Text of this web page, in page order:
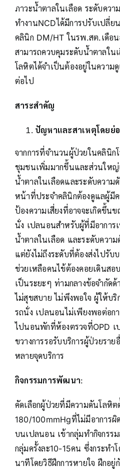
ภาวะน้ำตาลในเลือด ระดับคว
ทำงานNCDได้มีการปรับเปลี่ย
คลินิก DM/HT ในรพ.สต.เดือน
สามารถควบคุมระดับน้ำตาลใน
โลหิตได้จำเป็นต้องอยู่ในควา
ต่อไป
สาระสำคัญ
ปัญหาและสาเหตุโดยย่
จากการที่จำนวนผู้ป่วยในคลินิก
ชุมชนเพิ่มมากขึ้นและส่วนใหญ่
น้ำตาลในเลือดและระดับความ
หน้าที่ประจำคลินิกต้องดูแลผู้มีค
ป้องความเสี่ยงที่อาจจะเกิดขึ้น
นั่ง เปลนอนสำหรับผู้ที่มีอาการ
น้ำตาลในเลือด และระดับควา
แต่ยังไม่ถึงระดับที่ต้องส่งไปรั
ช่วยเหลือคนไข้ต้องคอยเดินสอ
เป็นระยะๆ ท่ามกลางข้อจำกัดด้
ไม่สุขสบาย ไม่พึงพอใจ ผู้ให้บริ
รถนั่ง เปลนอนไม่เพียงพอต่อก
ไปนอนพักที่ห้องตรวจที่OPD เ
ขวางการรอรับบริการผู้ป่วยรา
หลายจุดบริการ
กิจกรรมการพัฒนา:
คัดเลือกผู้ป่วยที่มีความดันโลหิ
180/100mmHgที่ไม่มีอาการ
บนเปลนอน เข้ากลุ่มทำกิจกรร
กลุ่มครั้งละ10-15คน ซึ่งกระทำ
นาทีโดยวิธีฝึกการหายใจ ฝึกอยู่